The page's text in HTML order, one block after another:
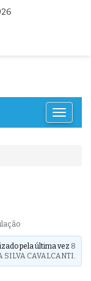
Toggle
pela última vez 8
SILVA CAVALCANTI